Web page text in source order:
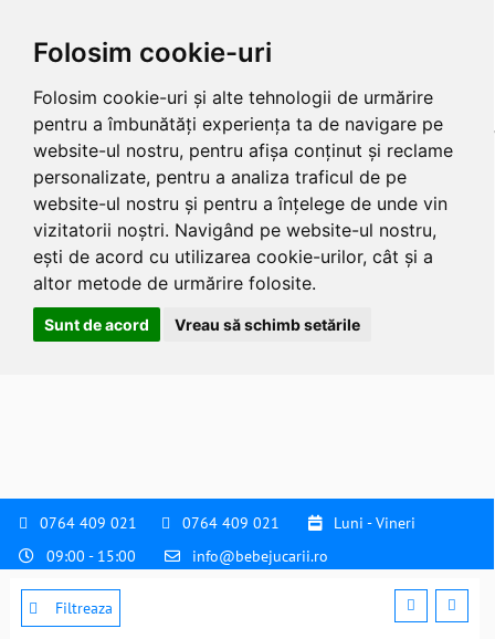
Folosim cookie-uri
Folosim cookie-uri și alte tehnologii de urmărire
pentru a îmbunătăți experiența ta de navigare pe
website-ul nostru, pentru afișa conținut și reclame
personalizate, pentru a analiza traficul de pe
website-ul nostru și pentru a înțelege de unde vin
vizitatorii noștri. Navigând pe website-ul nostru,
ești de acord cu utilizarea cookie-urilor, cât și a
altor metode de urmărire folosite.
Sunt de acord Vreau să schimb setările
0764 409 021 0764 409 021
Luni - Vineri
09:00 - 15:00
info@bebejucarii.ro
Filtreaza